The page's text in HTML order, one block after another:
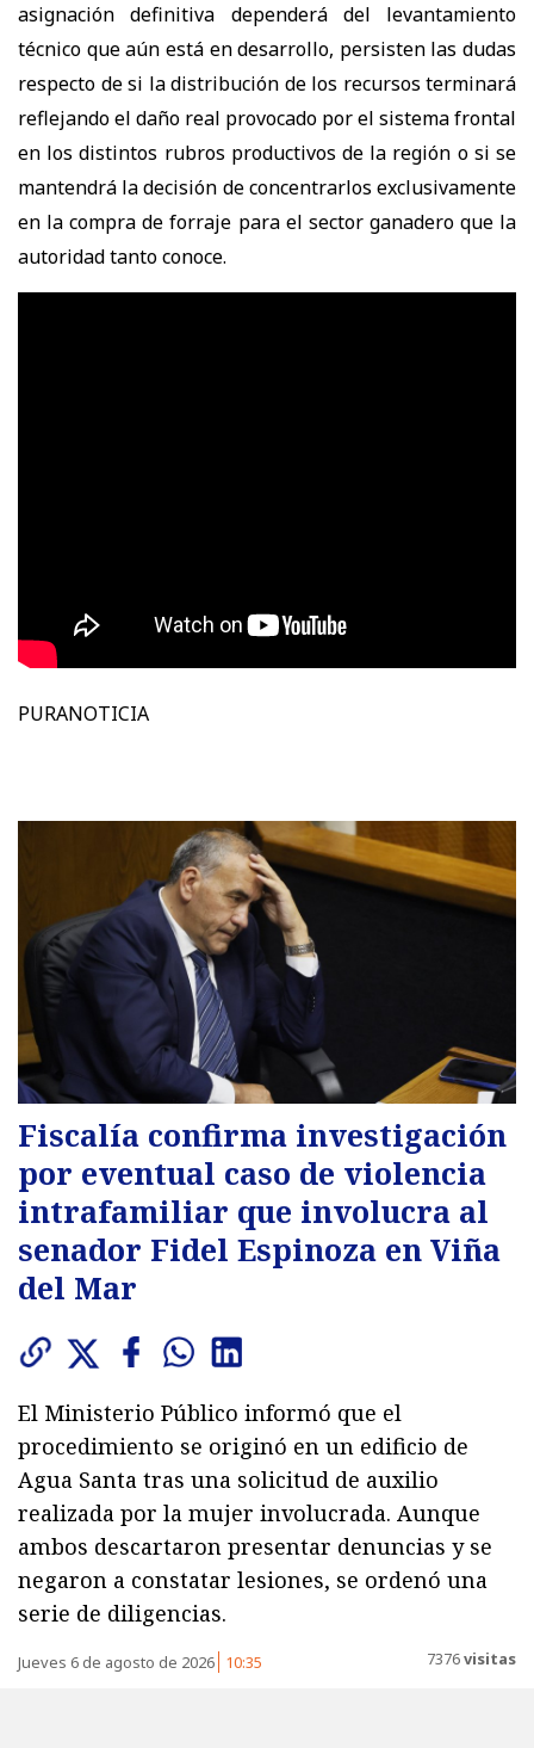
asignación definitiva dependerá del levantamiento
técnico que aún está en desarrollo, persisten las dudas
respecto de si la distribución de los recursos terminará
reflejando el daño real provocado por el sistema frontal
en los distintos rubros productivos de la región o si se
mantendrá la decisión de concentrarlos exclusivamente
en la compra de forraje para el sector ganadero que la
autoridad tanto conoce.
PURANOTICIA
Fiscalía confirma investigación
por eventual caso de violencia
intrafamiliar que involucra al
senador Fidel Espinoza en Viña
del Mar
El Ministerio Público informó que el
procedimiento se originó en un edificio de
Agua Santa tras una solicitud de auxilio
realizada por la mujer involucrada. Aunque
ambos descartaron presentar denuncias y se
negaron a constatar lesiones, se ordenó una
serie de diligencias.
Jueves 6 de agosto de 2026 10:35 7376visitas